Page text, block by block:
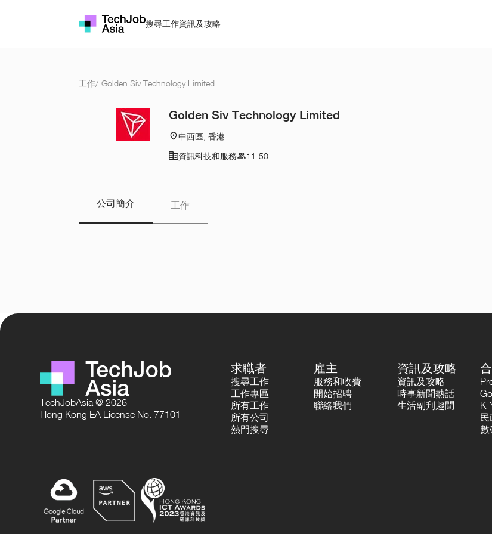
搜尋工作資訊及攻略
工作/ Golden Siv Technology Limited
Golden Siv Technology Limited
中西區, 香港
資訊科技和服務
11-50
公司簡介 工作
TechJobAsia @ 2026
Hong Kong EA License No. 77101
求職者
搜尋工作
工作專區
所有工作
所有公司
熱門搜尋
雇主
服務和收費
開始招聘
聯絡我們
資訊及攻略
資訊及攻略
時事新聞熱話
生活副刋趣聞
K-
民
數